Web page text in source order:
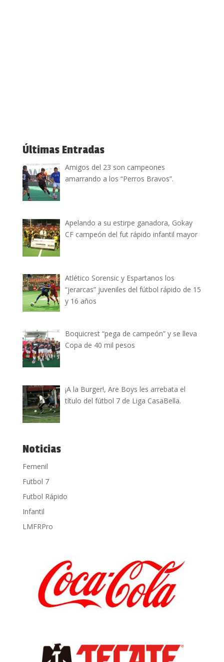
Últimas Entradas
Amigos del 23 son campeones
amarrando a los “Perros Bravos”.
Apelando a su estirpe ganadora, Gokay
CF campeón del fut rápido infantil mayor
Atlético Sorensic y Espartanos los
“jerarcas” juveniles del fútbol rápido de 15
y 16 años
Boquicrest “pega de campeón” y se lleva
Copa de 40 mil pesos
¡A la Burger!, Are Boys les arrebata el
título del fútbol 7 de Liga CasaBella.
Noticias
Femenil
Futbol 7
Futbol Rápido
Infantil
LMFRPro